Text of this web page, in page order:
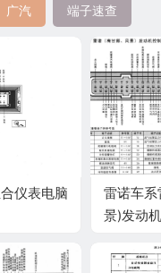
广汽 端子速查
仪表电脑
雷诺车
景)发动